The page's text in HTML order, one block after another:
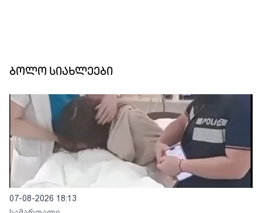
ბოლო სიახლეები
07-08-2026 18:13